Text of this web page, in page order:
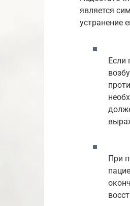
является
устранение
Если
При